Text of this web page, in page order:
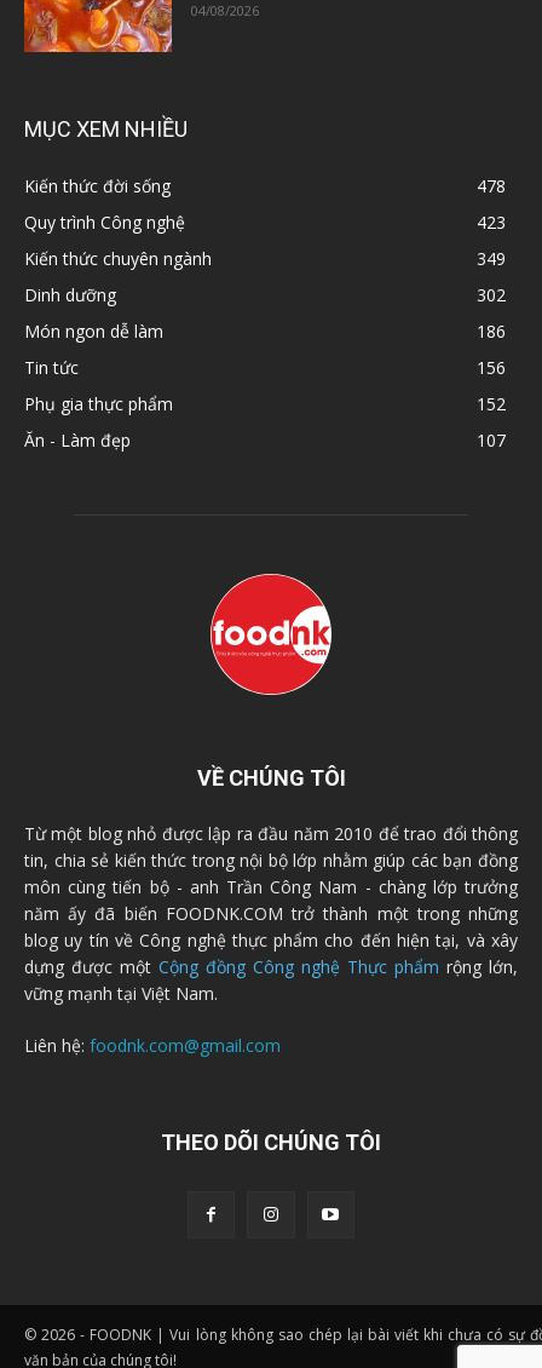
04/08/2026
MỤC XEM NHIỀU
Kiến thức đời sống
478
Quy trình Công nghệ
423
Kiến thức chuyên ngành
349
Dinh dưỡng
302
Món ngon dễ làm
186
Tin tức
156
Phụ gia thực phẩm
152
Ăn - Làm đẹp
107
VỀ CHÚNG TÔI
Từ một blog nhỏ được lập ra đầu năm 2010 để trao đổi thông
tin, chia sẻ kiến thức trong nội bộ lớp nhằm giúp các bạn đồng
môn cùng tiến bộ - anh Trần Công Nam - chàng lớp trưởng
năm ấy đã biến FOODNK.COM trở thành một trong những
blog uy tín về Công nghệ thực phẩm cho đến hiện tại, và xây
dựng được một Cộng đồng Công nghệ Thực phẩm rộng lớn,
vững mạnh tại Việt Nam.
Liên hệ: foodnk.com@gmail.com
THEO DÕI CHÚNG TÔI
© 2026 - FOODNK | Vui lòng không sao chép lại bài viết khi chưa có sự
văn bản của chúng tôi!